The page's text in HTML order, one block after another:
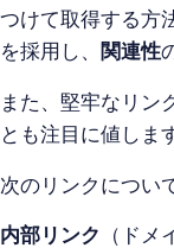
つけて取得する方
を採用し、
関連性
また、堅牢なリン
とも注目に値しま
次のリンクについ
内部リンク
（ドメ